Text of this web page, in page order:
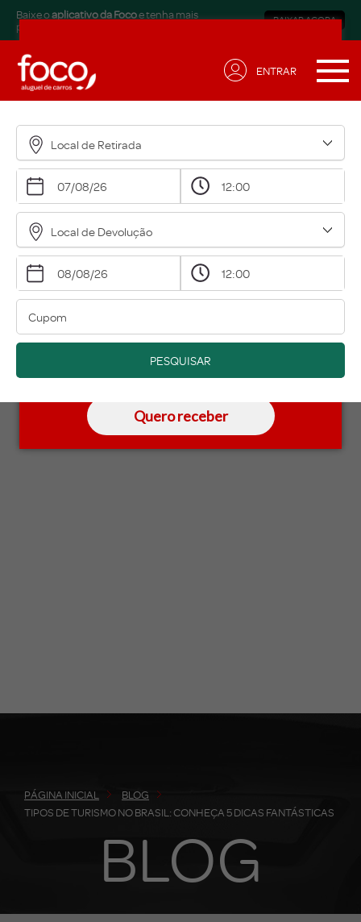
para sua necessidade!
Nome*
Email*
Data de Aniversário*
Qual modalidade está buscando?*
Eu concordo em receber comunicações.
A nossa empresa está comprometida a proteger e
respeitar sua privacidade, acesse nossa
Quero receber
Baixe oaplicativo da Focoe tenha mais
praticidade.
BAIXAR AGORA
ENTRAR
Local de Retirada
Local de Devolução
PESQUISAR
PÁGINA INICIAL
BLOG
TIPOS DE TURISMO NO BRASIL: CONHEÇA 5 DICAS FANTÁSTICAS
BLOG